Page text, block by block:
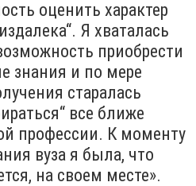
оценить характер
Я хваталась
приобрести
знания и по мере
старалась
все ближе
профессии. К моменту
вуза я была, что
на своем месте».